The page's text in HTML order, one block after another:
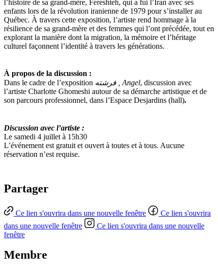
l’histoire de sa grand-mère, Fereshteh, qui a fui l’Iran avec ses
enfants lors de la révolution iranienne de 1979 pour s’installer au
Québec. À travers cette exposition, l’artiste rend hommage à la
résilience de sa grand-mère et des femmes qui l’ont précédée, tout en
explorant la manière dont la migration, la mémoire et l’héritage
culturel façonnent l’identité à travers les générations.
À propos de la discussion :
Dans le cadre de l’exposition
فرشته , Angel, discussion avec
l’artiste Charlotte Ghomeshi autour de sa démarche artistique et de
son parcours professionnel, dans l’Espace Desjardins (hall).
Discussion avec l’artiste :
Le samedi 4 juillet à 15h30
L’événement est gratuit et ouvert à toutes et à tous. Aucune
réservation n’est requise.
Partager
Ce lien s'ouvrira dans une nouvelle fenêtre
Ce lien s'ouvrira
dans une nouvelle fenêtre
Ce lien s'ouvrira dans une nouvelle
fenêtre
Membre